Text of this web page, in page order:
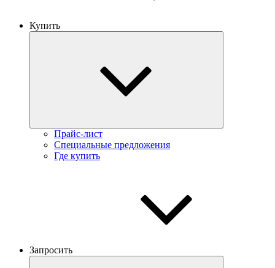
Купить
Прайс-лист
Специальные предложения
Где купить
Запросить